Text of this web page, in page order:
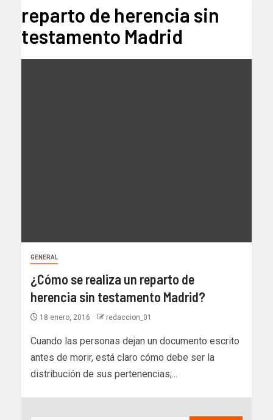
reparto de herencia sin
testamento Madrid
GENERAL
¿Cómo se realiza un reparto de
herencia sin testamento Madrid?
18 enero, 2016 redaccion_01
Cuando las personas dejan un documento escrito
antes de morir, está claro cómo debe ser la
distribución de sus pertenencias;...